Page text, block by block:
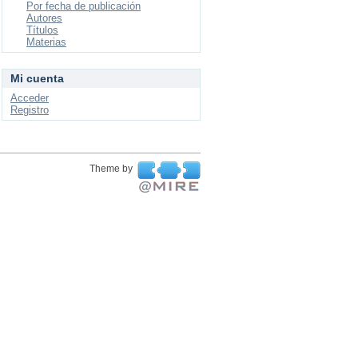
Por fecha de publicación
Autores
Títulos
Materias
Mi cuenta
Acceder
Registro
Theme by